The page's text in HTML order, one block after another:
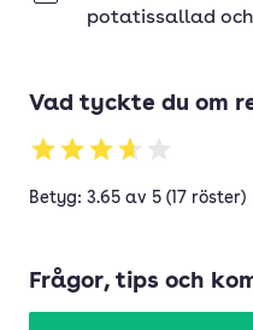
potatissallad och
Vad tyckte du om
Betyg: 3.65 av 5 (17 röster)
Frågor, tips och